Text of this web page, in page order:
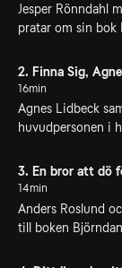
Jesper Rönndahl
pratar om sin bok
2. Finna Sig,
16min
Agnes Lidbeck
huvudpersonen i
3. En bror att dö
14min
Anders Roslund
till boken